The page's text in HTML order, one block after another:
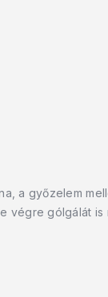
a győzelem
végre gólgálát is